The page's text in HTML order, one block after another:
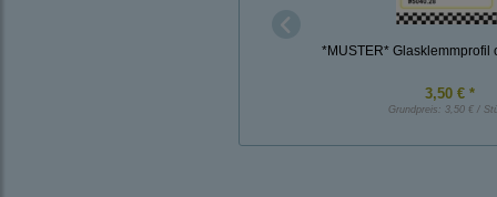
*MUSTER* Glasklemmprofil
3,50 € *
Grundpreis: 3,50 € /